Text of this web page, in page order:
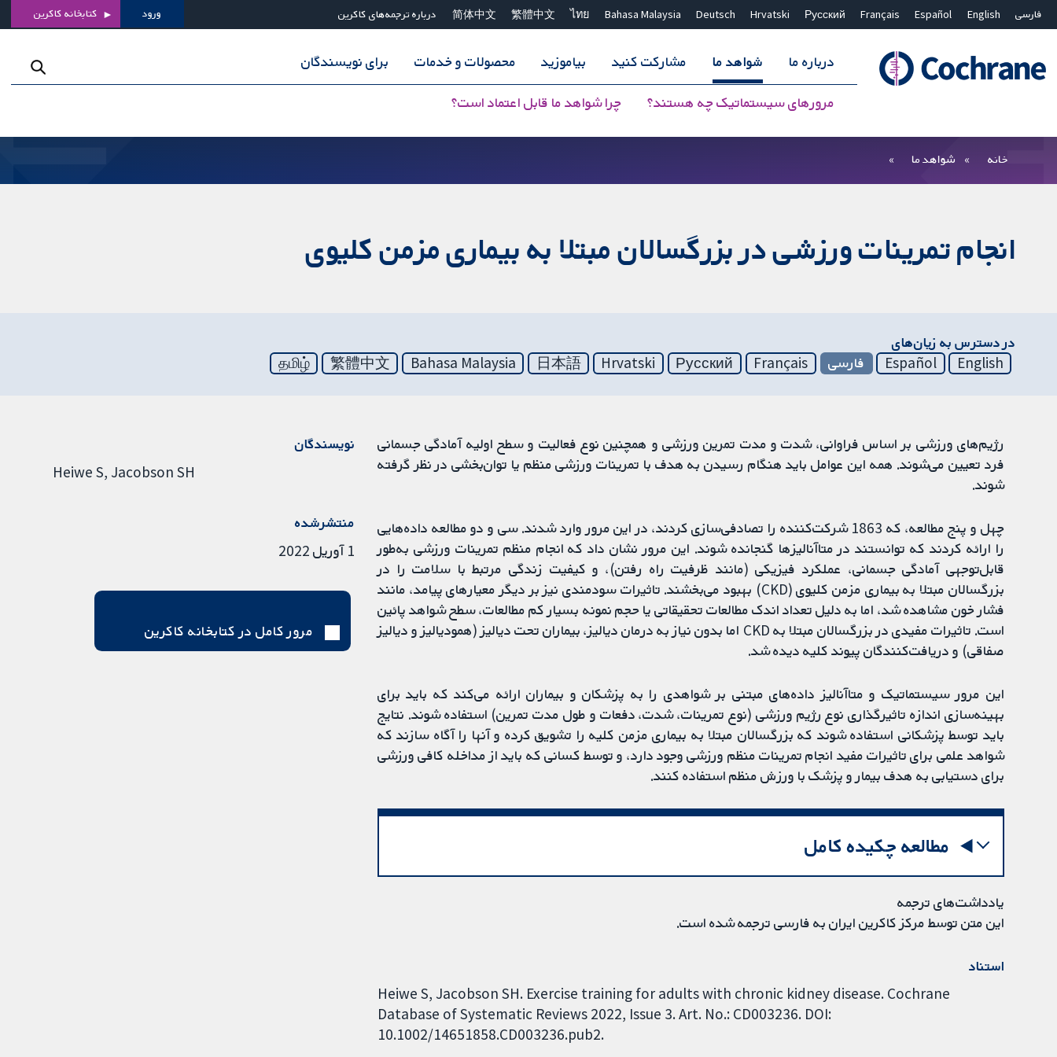
فارسی English
Español
Français
Русский
Hrvatski
Deutsch
Bahasa Malaysia
ไทย
繁體中文
简体中文 درباره ترجمه‌های کاکرین ورود کتابخانه کاکرین
درباره ما شواهد ما
مرورهای سیستماتیک چه هستند؟ چرا شواهد ما قابل اعتماد است؟
مشارکت کنید بیاموزید محصولات و خدمات برای نویسندگان
بستن جستجو ✖
خانه شواهد ما
انجام تمرینات ورزشی در بزرگسالان مبتلا به بیماری مزمن کلیوی
در دسترس به زیان‌های
English
Español فارسی Français
Русский
Hrvatski
日本語
Bahasa Malaysia
繁體中文
தமிழ்
رژیم‌های ورزشی بر اساس فراوانی، شدت و مدت تمرین ورزشی و همچنین نوع فعالیت و سطح اولیه آمادگی جسمانی
فرد تعیین می‌شوند. همه این عوامل باید هنگام رسیدن به هدف با تمرینات ورزشی منظم یا توان‌بخشی در نظر گرفته
شوند.
چهل و پنج مطالعه، که 1863 شرکت‌کننده را تصادفی‌سازی کردند، در این مرور وارد شدند. سی و دو مطالعه داده‌هایی
را ارائه کردند که توانستند در متاآنالیزها گنجانده شوند. این مرور نشان داد که انجام منظم تمرینات ورزشی به‌طور
قابل‌توجهی آمادگی جسمانی، عملکرد فیزیکی (مانند ظرفیت راه رفتن)، و کیفیت زندگی مرتبط با سلامت را در
بزرگسالان مبتلا به بیماری مزمن کلیوی (CKD) بهبود می‌بخشند. تاثیرات سودمندی نیز بر دیگر معیارهای پیامد، مانند
فشار خون مشاهده شد، اما به دلیل تعداد اندک مطالعات تحقیقاتی یا حجم نمونه بسیار کم مطالعات، سطح شواهد پائین
است. تاثیرات مفیدی در بزرگسالان مبتلا به CKD اما بدون نیاز به درمان دیالیز، بیماران تحت دیالیز (همودیالیز و دیالیز
صفاقی) و دریافت‌کنندگان پیوند کلیه دیده شد.
این مرور سیستماتیک و متاآنالیز داده‌های مبتنی بر شواهدی را به پزشکان و بیماران ارائه می‌کند که باید برای
بهینه‌سازی اندازه تاثیرگذاری نوع رژیم ورزشی (نوع تمرینات، شدت، دفعات و طول مدت تمرین) استفاده شوند. نتایج
باید توسط پزشکانی استفاده شوند که بزرگسالان مبتلا به بیماری مزمن کلیه را تشویق کرده و آنها را آگاه سازند که
شواهد علمی برای تاثیرات مفید انجام تمرینات منظم ورزشی وجود دارد، و توسط کسانی که باید از مداخله کافی ورزشی
برای دستیابی به هدف بیمار و پزشک با ورزش منظم استفاده کنند.
مطالعه چکیده کامل
یادداشت‌های ترجمه
این متن توسط مرکز کاکرین ایران به فارسی ترجمه شده است.
استناد
Heiwe S, Jacobson SH. Exercise training for adults with chronic kidney disease. Cochrane
Database of Systematic Reviews 2022, Issue 3. Art. No.: CD003236. DOI:
10.1002/14651858.CD003236.pub2.
نویسندگان
Heiwe S Jacobson SH
منتشرشده
1 آوریل 2022
مرور کامل در کتابخانه کاکرین